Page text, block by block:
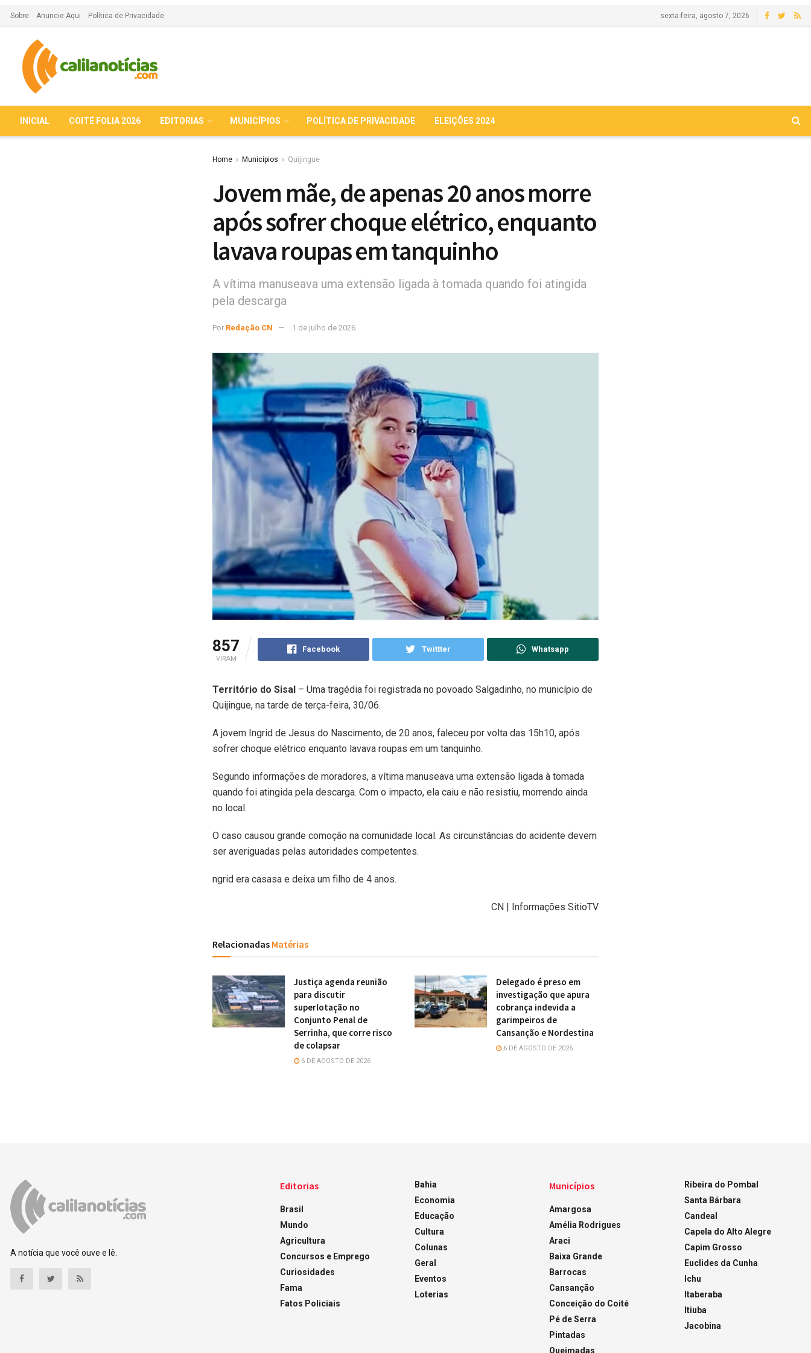
Sobre Anuncie Aqui Política de Privacidade sexta-feira, agosto 7, 2026
INICIAL COITÉ FOLIA 2026 EDITORIAS MUNICÍPIOS POLÍTICA DE PRIVACIDADE ELEIÇÕES 2024
Home Municípios Quijingue
Jovem mãe, de apenas 20 anos morre
após sofrer choque elétrico, enquanto
lavava roupas em tanquinho
A vítima manuseava uma extensão ligada à tomada quando foi atingida
pela descarga
Por Redação CN 1 de julho de 2026
857
VIRAM
Facebook Twittter Whatsapp
Território do Sisal – Uma tragédia foi registrada no povoado Salgadinho, no município de
Quijingue, na tarde de terça-feira, 30/06.
A jovem Ingrid de Jesus do Nascimento, de 20 anos, faleceu por volta das 15h10, após
sofrer choque elétrico enquanto lavava roupas em um tanquinho.
Segundo informações de moradores, a vítima manuseava uma extensão ligada à tomada
quando foi atingida pela descarga. Com o impacto, ela caiu e não resistiu, morrendo ainda
no local.
O caso causou grande comoção na comunidade local. As circunstâncias do acidente devem
ser averiguadas pelas autoridades competentes.
ngrid era casasa e deixa um filho de 4 anos.
CN | Informações SitioTV
Relacionadas Matérias
Justiça agenda reunião
para discutir
superlotação no
Conjunto Penal de
Serrinha, que corre risco
de colapsar
6 DE AGOSTO DE 2026
Delegado é preso em
investigação que apura
cobrança indevida a
garimpeiros de
Cansanção e Nordestina
6 DE AGOSTO DE 2026
A notícia que você ouve e lê.
Editorias
Brasil
Mundo
Agricultura
Concursos e Emprego
Curiosidades
Fama
Fatos Policiais
Bahia
Economia
Educação
Cultura
Colunas
Geral
Eventos
Loterias
Municípios
Amargosa
Amélia Rodrigues
Araci
Baixa Grande
Barrocas
Cansanção
Conceição do Coité
Pé de Serra
Pintadas
Queimadas
Ribeira do Pombal
Santa Bárbara
Candeal
Capela do Alto Alegre
Capim Grosso
Euclides da Cunha
Ichu
Itaberaba
Itiuba
Jacobina